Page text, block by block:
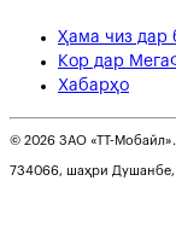
Ҳама чиз дар
Кор дар
Хабарҳо
© 2026 ЗАО «ТТ-
734066, шаҳри Душанбе,